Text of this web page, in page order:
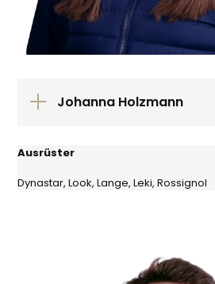
Johanna Holzmann
Ausrüster
Dynastar, Look, Lange, Leki, Rossignol